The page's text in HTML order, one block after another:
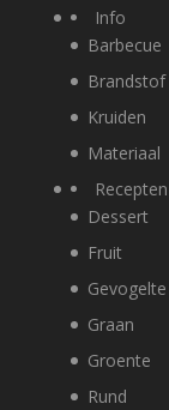
Info
Barbecue
Brandstof
Kruiden
Materiaal
Recepten
Dessert
Fruit
Gevogelte
Graan
Groente
Rund